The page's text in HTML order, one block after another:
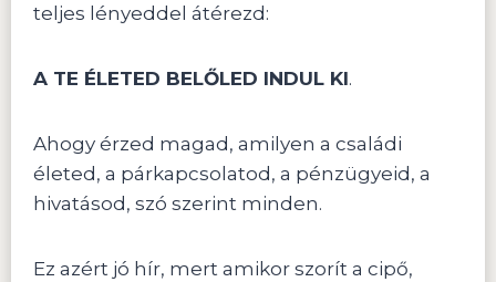
teljes lényeddel átérezd:
A TE ÉLETED BELŐLED INDUL KI.
Ahogy érzed magad, amilyen a családi
életed, a párkapcsolatod, a pénzügyeid, a
hivatásod, szó szerint minden.
Ez azért jó hír, mert amikor szorít a cipő,